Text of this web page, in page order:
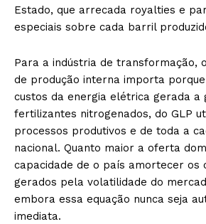
Estado, que arrecada royalties e
especiais sobre cada barril
Para a indústria de transformação,
de produção interna importa
custos da energia elétrica gerada a
fertilizantes nitrogenados, do GLP
processos produtivos e de toda a
nacional. Quanto maior a oferta
capacidade de o país amortecer os
gerados pela volatilidade do
embora essa equação nunca seja
imediata.